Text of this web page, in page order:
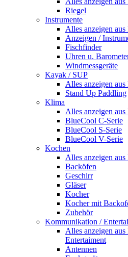
Riegel
Instrumente
Alles anzeigen aus
Anzeigen /
Fischfinder
Uhren u.
Windmessgeräte
Kayak / SUP
Alles anzeigen
Stand Up Paddling
Klima
Alles anzeigen
BlueCool C-Serie
BlueCool S-Serie
BlueCool V-Serie
Kochen
Alles anzeigen aus
Backöfen
Geschirr
Gläser
Kocher
Kocher mit
Zubehör
Kommunikation /
Alles anzeigen
Entertaiment
Antennen